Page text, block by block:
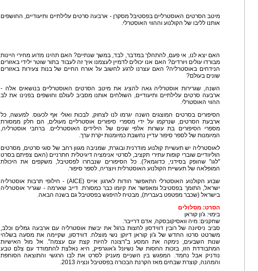
מיטב הסרטים האוסטרליים בפסטיבל מסקרן - ארבעה סרטים עלילתיים ותיעודיים, החושפים
אותנו לליבו של הקולנוע וההווי האוסטרלי.
האם יצא לנו, אי פעם, להתהלך במדבר, לבד, במשך שנתיים? האם תהינו מדוע מחירי היינות
מבורדו עולים ויורדים? האם אנו יכולים לדמיין לעצמנו איך זה לעבוד בתור שוטר ילידי באזורים
הנידחים באוסטרליה? האם עצרנו לרגע לחשוב על אורח החיים של בנות צעירות באזורים
שונים בעולם?
השנה, שגרירות אוסטרליה גאה להציג את מיטב הסרטים האוסטרליים בנושאים אלה -
ארבעה סרטים עלילתיים ותיעודיים, השולחים אותנו מסביב לעולם וחושפים בפנינו את לב
ההווי האוסטרלי.
הסיפורים בסרטים המוצגים השנה יגרמו לנו לצחוק, לבכות ואולי אף לכעוס. למעשה, כל
ארבעת הסרטים, שנרקמו על ידי מספרי סיפורים אוסטרליים מעולים, הם חלק ממסורת
מספרי הסיפורים בת עשרות אלפי שנים של הילידים האוסטרליים. ברחבי אוסטרליה,
המיומנות של לספר סיפור עדיין נחשבת כמיומנות יקרת ערך.
לאוסטרליה יש תעשיית קולנוע מודרנית ובוגרת, שמניבה מגוון רחב של סוגי סרטים, מסרטים
הוליוודיים שוברי קופות עתירי תקציב, לסרטי אנימציה דיגיטלית חתרניים (האם צפיתם בסרט
"לגו" שהופק בסידני, כדוגמא?). כל הסיפורים שנבחרו לפסטיבל, משקפים את היכולת
המופלאה של תעשיית הקולנוע האוסטרלית ויוצריה, לספר סיפור.
שבוע הקולנוע האוסטרלי התאפשר הודות לארגון אייס (AICE) - חילופי תרבות אוסטרליה
ישראל, התומך בפסטיבל ומאפשר את קיומו כבר כמסורת. דייב שארמה - שגריר אוסטרליה
בישראל (שכבר מפטפט בעברית), מבטיח להיפגש בפסטיבל גם בשנה הבאה.
הסרט: מסלולים
בימוי: ג'ון קוראן
שחקנים: מיה וואסיקובסקה, אדם דרייבר.
סביב ניסיונה של רובין דווידסון לחצות ברגל את יבשת אוסטרליה עם ארבעה גמלים וכלב,
משרטט סרטו החדש של ג'ון קוראן דיוקן נשי מוצלח. דווידסון, שקיימה את מסעה בשלהי
שנות השבעים, נימקה את המסע ב"רצונה להיות קצת עם עצמה". אל מול האישיות
המתבודדת הזו, בזכות החסות של נשיונל ג'אוגרפיק, היא נאלצת להתמודד עם צלם טבע
נודניק אבל נחמד. המפגש בין השניים מעניק לסרט את לבו הרגשי והתוצאה הסוחפת
והמהנה, קוצרת שבחים מאז הקרנת הבכורה בפסטיבל ונציה 2013.